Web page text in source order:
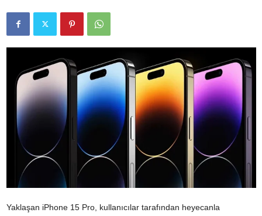
Yaklaşan iPhone 15 Pro, kullanıcılar tarafından heyecanla